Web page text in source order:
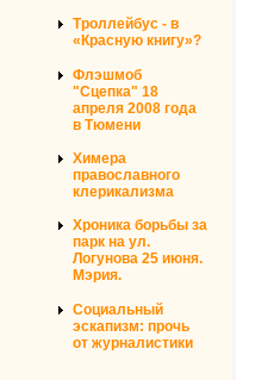
Троллейбус - в
«Красную книгу»?
Флэшмоб
"Сцепка" 18
апреля 2008 года
в Тюмени
Химера
православного
клерикализма
Хроника борьбы за
парк на ул.
Логунова 25 июня.
Мэрия.
Социальный
эскапизм: прочь
от журналистики